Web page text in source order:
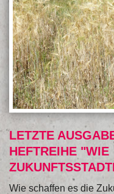
LETZTE
HEFTREIHE "WIE
Wie schaffen es die